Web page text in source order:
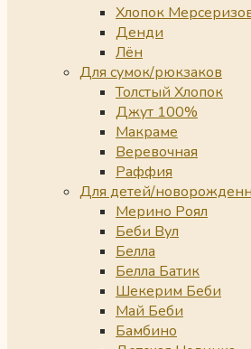
Хлопок
Денди
Лён
Для сумок/рюкзаков
Толстый Хлопок
Джут 100%
Макраме
Веревочная
Раффия
Для детей/
Мерино Роял
Беби Вул
Белла
Белла Батик
Шекерим Беби
Май Беби
Бамбино